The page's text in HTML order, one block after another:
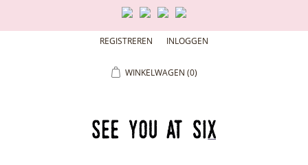
REGISTREREN INLOGGEN
WINKELWAGEN (0)